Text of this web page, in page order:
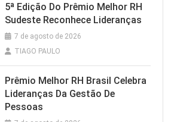
5ª Edição Do Prêmio Melhor RH
Sudeste Reconhece Lideranças
7 de agosto de 2026
TIAGO PAULO
Prêmio Melhor RH Brasil Celebra
Lideranças Da Gestão De
Pessoas